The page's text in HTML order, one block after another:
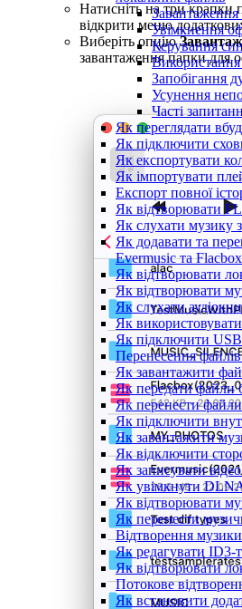
Увімкнення
Керування
Використання
Запобігання
Усунення
Часті
Як переглядати
Як підключити
Як експортувати
Як імпортувати
Експорт повної
Як відтворювати
Як слухати музику
Як додавати та
Evermusic та Flacbox
Як відтворювати
Як відтворювати
Як слухати
Як
Як підключити
Перенесення
Як завантажити
Як передати файли
Як перенести
Як підключити
Як завантажити
Як відключити
Як записувати
Як увімкнути DLNA
Як відтворювати
Як перенести
Відтворення
Як редагувати ID3-
Як відтворювати
Потокове
Як встановити
Натисніть на три
відкрити меню
Виберіть опцію
завантаження папки для